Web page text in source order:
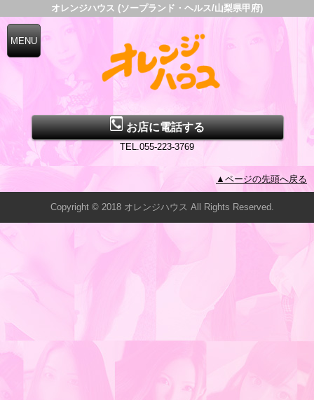
オレンジハウス (ソープランド・ヘルス/山梨県甲府)
お店に電話する
TEL.055-223-3769
▲ページの先頭へ戻る
Copyright © 2018 オレンジハウス All Rights Reserved.